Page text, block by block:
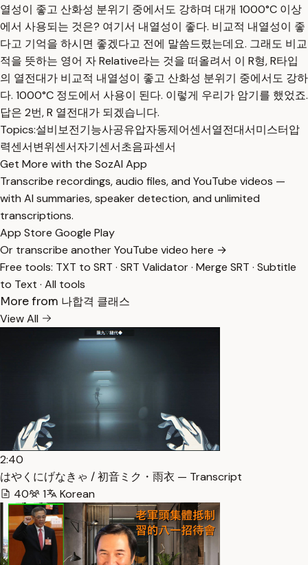
열성이 좋고 산화성 분위기 중에서도 강하며 대개 1000°C 이상
에서 사용되는 것은? 여기서 내열성이 좋다. 비교적 내열성이 좋
다고 기억을 하시면 좋겠다고 전에 말씀드렸는데요. 그래도 비교
적을 뜻하는 영어 자 Relative라는 것을 떠올려서 이 R형, R타입
의 열전대가 비교적 내열성이 좋고 산화성 분위기 중에서도 강하
다. 1000°C 정도에서 사용이 된다. 이렇게 우리가 암기를 했었죠.
답은 2번, R 열전대가 되겠습니다.
Topics:설비보전기능사공유압자동제어센서열전대서미스터압
력센서변위센서자기센서초음파센서
Get More with the SozAI App
Transcribe recordings, audio files, and YouTube videos —
with AI summaries, speaker detection, and unlimited
transcriptions.
App Store Google Play
Or transcribe another YouTube video here →
Free tools: TXT to SRT · SRT Validator· Merge SRT · Subtitle
to Text · All tools
More from 나합격 클래스
View All
2:40
はやくにげなきゃ / 初音ミク・雨衣 — Transcript
40
1 Korean